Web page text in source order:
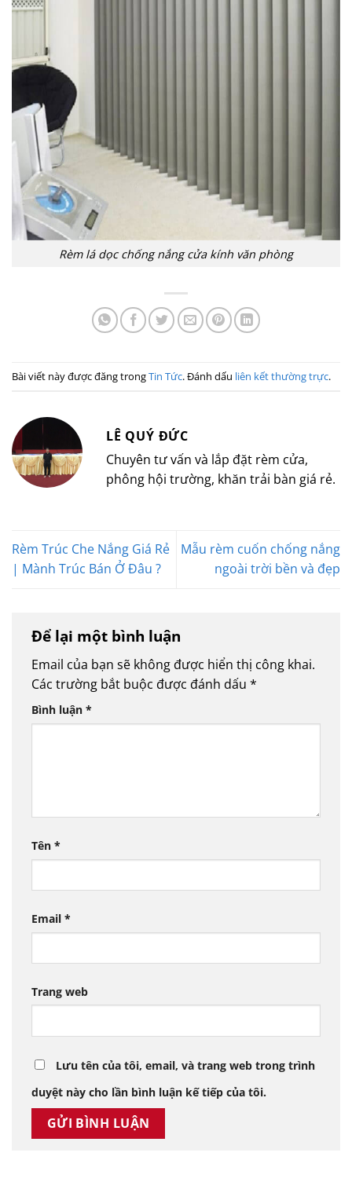
Rèm lá dọc chống nắng cửa kính văn phòng
Bài viết này được đăng trongTin Tức. Đánh dấu liên kết thường trực.
LÊ QUÝ ĐỨC
Chuyên tư vấn và lắp đặt rèm cửa,
phông hội trường, khăn trải bàn giá rẻ.
Rèm Trúc Che Nắng Giá Rẻ
| Mành Trúc Bán Ở Đâu ?
Mẫu rèm cuốn chống nắng
ngoài trời bền và đẹp
Để lại một bình luận
Email của bạn sẽ không được hiển thị công khai.
Các trường bắt buộc được đánh dấu *
Bình luận *
Tên *
Email *
Trang web
Lưu tên của tôi, email, và trang web trong trình
duyệt này cho lần bình luận kế tiếp của tôi.